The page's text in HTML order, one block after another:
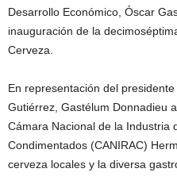
Desarrollo Económico, Óscar
inauguración de la
Cerveza.
En representación del
Gutiérrez, Gastélum Donnadieu
Cámara Nacional de la Industria
Condimentados (CANIRAC)
cerveza locales y la diversa